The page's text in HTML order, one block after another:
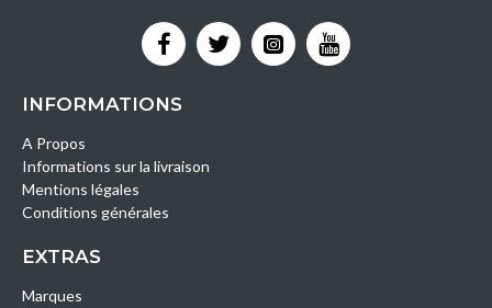
INFORMATIONS
A Propos
Informations sur la livraison
Mentions légales
Conditions générales
EXTRAS
Marques